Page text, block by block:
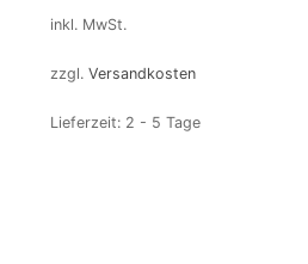
inkl. MwSt.
zzgl. Versandkosten
Lieferzeit: 2 - 5 Tage